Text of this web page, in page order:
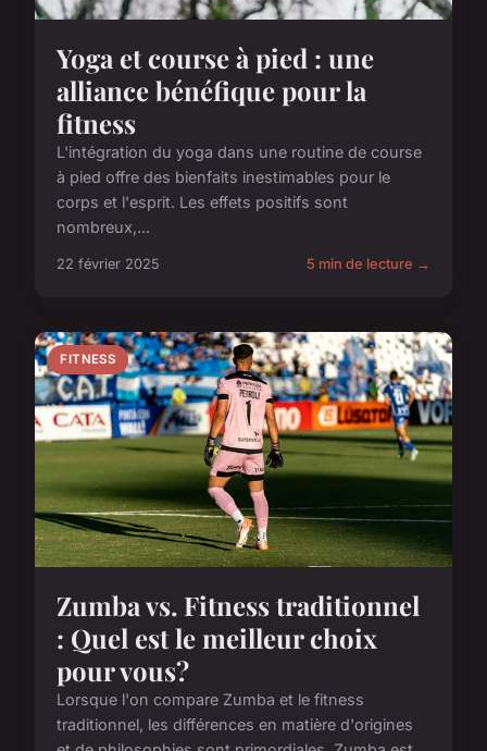
Yoga et course à pied : une
alliance bénéfique pour la
fitness
L'intégration du yoga dans une routine de course
à pied offre des bienfaits inestimables pour le
corps et l'esprit. Les effets positifs sont
nombreux,...
22 février 2025 5 min de lecture →
FITNESS
Zumba vs. Fitness traditionnel
: Quel est le meilleur choix
pour vous?
Lorsque l'on compare Zumba et le fitness
traditionnel, les différences en matière d'origines